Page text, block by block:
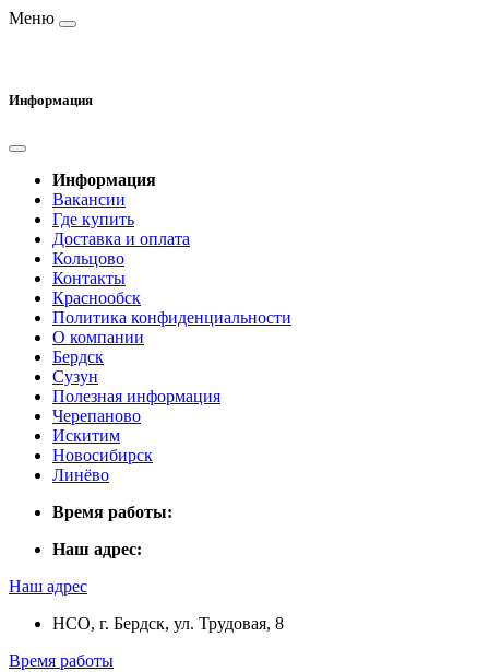
Меню
Информация
Информация
Вакансии
Где купить
Доставка и оплата
Кольцово
Контакты
Краснообск
Политика конфиденциальности
О компании
Бердск
Сузун
Полезная информация
Черепаново
Искитим
Новосибирск
Линёво
Время работы:
Наш адрес:
Наш адрес
НСО, г. Бердск, ул. Трудовая, 8
Время работы